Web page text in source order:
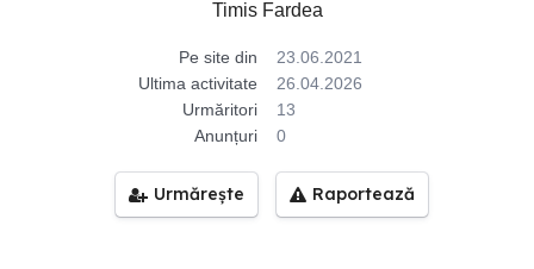
Timis Fardea
Pe site din
23.06.2021
Ultima activitate
26.04.2026
Urmăritori
13
Anunțuri
0
Urmărește Raportează